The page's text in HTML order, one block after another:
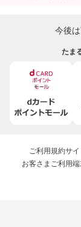
今後
たま
ご利用規約サ
お客さまご利用